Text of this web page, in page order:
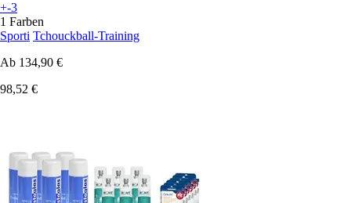
+-3
1 Farben
Sporti Tchouckball-Training
Ab 134,90 €
98,52 €